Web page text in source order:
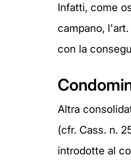
Infatti, come
campano,
con la
Altra
(cfr. Cass. n.
introdotte al